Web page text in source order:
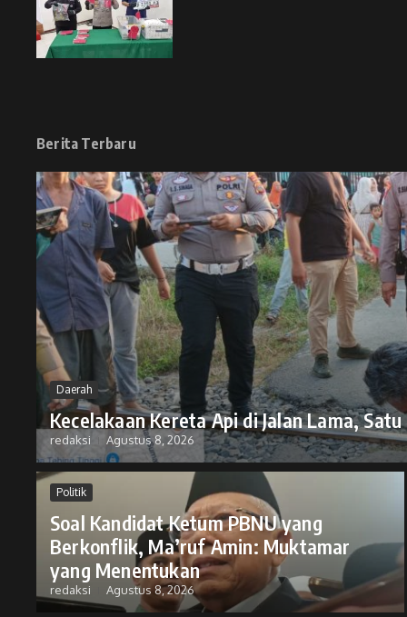
Berita Terbaru
Daerah
Kecelakaan Kereta Api di Jalan Lama,
redaksi Agustus 8, 2026
Politik
Soal Kandidat Ketum PBNU yang
Berkonflik, Ma’ruf Amin: Muktamar
yang Menentukan
redaksi Agustus 8, 2026